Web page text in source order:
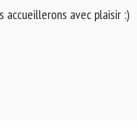
accueillerons avec plaisir :)